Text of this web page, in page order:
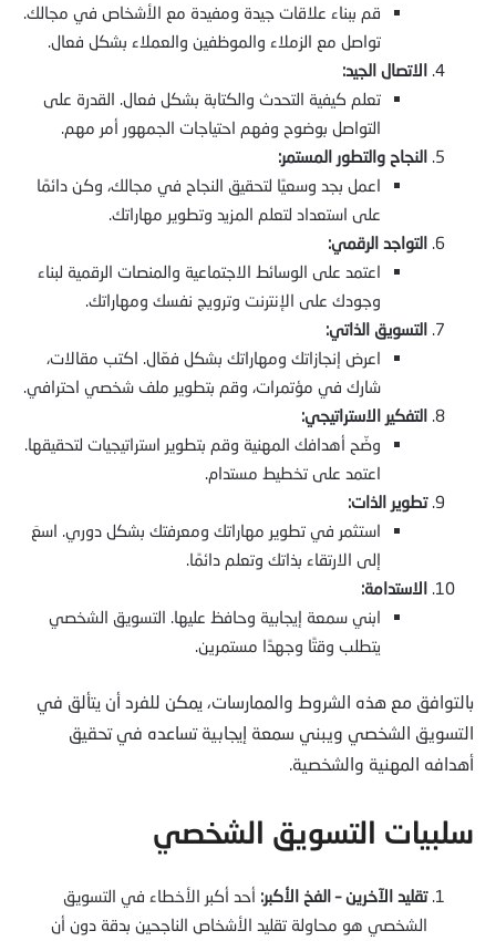
قم ببناء علاقات جيدة ومفيدة مع الأشخاص في مجالك.
تواصل مع الزملاء والموظفين والعملاء بشكل فعال.
الاتصال الجيد:
تعلم كيفية التحدث والكتابة بشكل فعال. القدرة على
التواصل بوضوح وفهم احتياجات الجمهور أمر مهم.
النجاح والتطور المستمر:
اعمل بجد وسعيًا لتحقيق النجاح في مجالك، وكن دائمًا
على استعداد لتعلم المزيد وتطوير مهاراتك.
التواجد الرقمي:
اعتمد على الوسائط الاجتماعية والمنصات الرقمية لبناء
وجودك على الإنترنت وترويج نفسك ومهاراتك.
التسويق الذاتي:
اعرض إنجازاتك ومهاراتك بشكل فعّال. اكتب مقالات،
شارك في مؤتمرات، وقم بتطوير ملف شخصي احترافي.
التفكير الاستراتيجي:
وضّح أهدافك المهنية وقم بتطوير استراتيجيات لتحقيقها.
اعتمد على تخطيط مستدام.
تطوير الذات:
استثمر في تطوير مهاراتك ومعرفتك بشكل دوري. اسعَ
إلى الارتقاء بذاتك وتعلم دائمًا.
الاستدامة:
ابني سمعة إيجابية وحافظ عليها. التسويق الشخصي
يتطلب وقتًا وجهدًا مستمرين.
بالتوافق مع هذه الشروط والممارسات، يمكن للفرد أن يتألق في
التسويق الشخصي ويبني سمعة إيجابية تساعده في تحقيق
أهدافه المهنية والشخصية.
سلبيات التسويق الشخصي
تقليد الآخرين – الفخ الأكبر: أحد أكبر الأخطاء في التسويق
الشخصي هو محاولة تقليد الأشخاص الناجحين بدقة دون أن